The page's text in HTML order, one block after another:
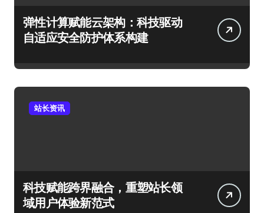
弹性计算赋能云架构：科技驱动
自适应安全防护体系构建
站长资讯
科技赋能跨界融合，重塑站长领
域用户体验新范式